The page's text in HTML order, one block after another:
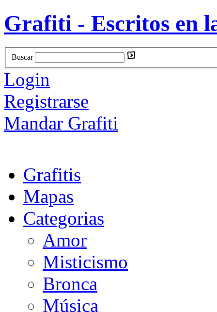
Grafiti - Escritos en
Buscar
Login
Registrarse
Mandar Grafiti
Grafitis
Mapas
Categorias
Amor
Misticismo
Bronca
Música